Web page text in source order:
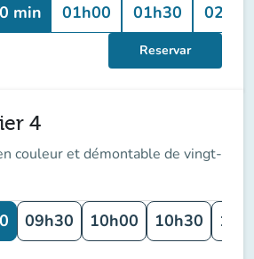
min 01h00 01h30 02h00
Reservar
4
couleur et démontable de vingt-
09h30 10h00 10h30